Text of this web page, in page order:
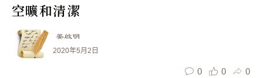
空曠和清潔
姜啟明
2020年5月2日
0 0 0